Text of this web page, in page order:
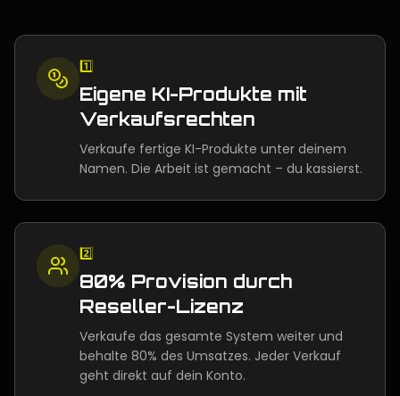
1️⃣
Eigene KI-Produkte mit
Verkaufsrechten
Verkaufe fertige KI-Produkte unter deinem
Namen. Die Arbeit ist gemacht – du kassierst.
2️⃣
80% Provision durch
Reseller-Lizenz
Verkaufe das gesamte System weiter und
behalte 80% des Umsatzes. Jeder Verkauf
geht direkt auf dein Konto.